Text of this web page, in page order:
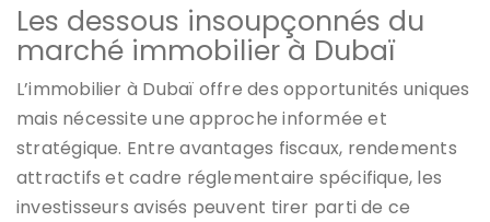
Les dessous insoupçonnés du
marché immobilier à Dubaï
L’immobilier à Dubaï offre des opportunités uniques
mais nécessite une approche informée et
stratégique. Entre avantages fiscaux, rendements
attractifs et cadre réglementaire spécifique, les
investisseurs avisés peuvent tirer parti de ce